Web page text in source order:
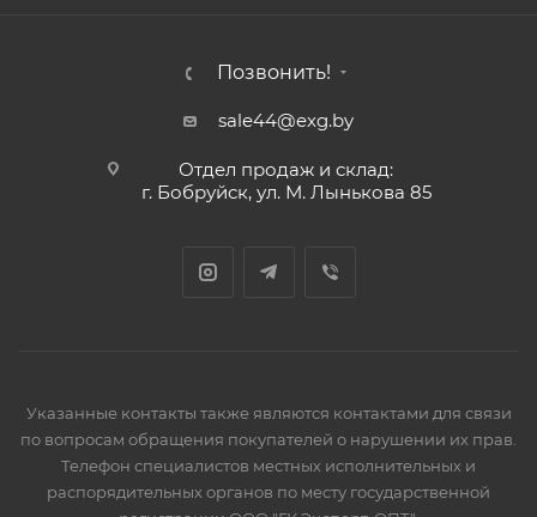
Позвонить!
sale44@exg.by
Отдел продаж и склад:
г. Бобруйск, ул. М. Лынькова 85
Указанные контакты также являются контактами для связи
по вопросам обращения покупателей о нарушении их прав.
Телефон специалистов местных исполнительных и
распорядительных органов по месту государственной